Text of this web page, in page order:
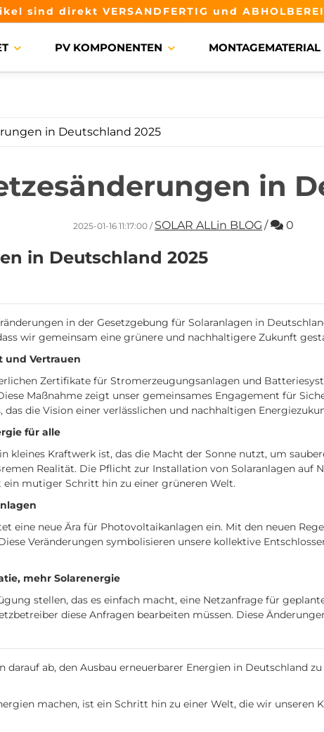
sind direkt VERSANDFERTIG und
PV KOMPONENTEN MONTAGEMATERIAL
in Deutschland 2025
in
2025-01-16 11:17:00 / SOLAR ALLin BLOG / 0
in Deutschland 2025
in der Gesetzgebung für Solaranlagen in
wir gemeinsam eine grünere und nachhaltigere Zukunft
und Vertrauen
Zertifikate für Stromerzeugungsanlagen und
Maßnahme zeigt unser gemeinsames Engagement für
die Vision einer verlässlichen und nachhaltigen
für alle
kleines Kraftwerk ist, das die Macht der Sonne nutzt, um
Realität. Die Pflicht zur Installation von Solaranlagen auf
mutiger Schritt hin zu einer grüneren Welt.
eine neue Ära für Photovoltaikanlagen ein. Mit den neuen
Veränderungen symbolisieren unsere kollektive
mehr Solarenergie
stellen, das es einfach macht, eine Netzanfrage für
diese Anfragen bearbeiten müssen. Diese
darauf ab, den Ausbau erneuerbarer Energien in Deutschland
machen, ist ein Schritt hin zu einer Welt, die wir unseren